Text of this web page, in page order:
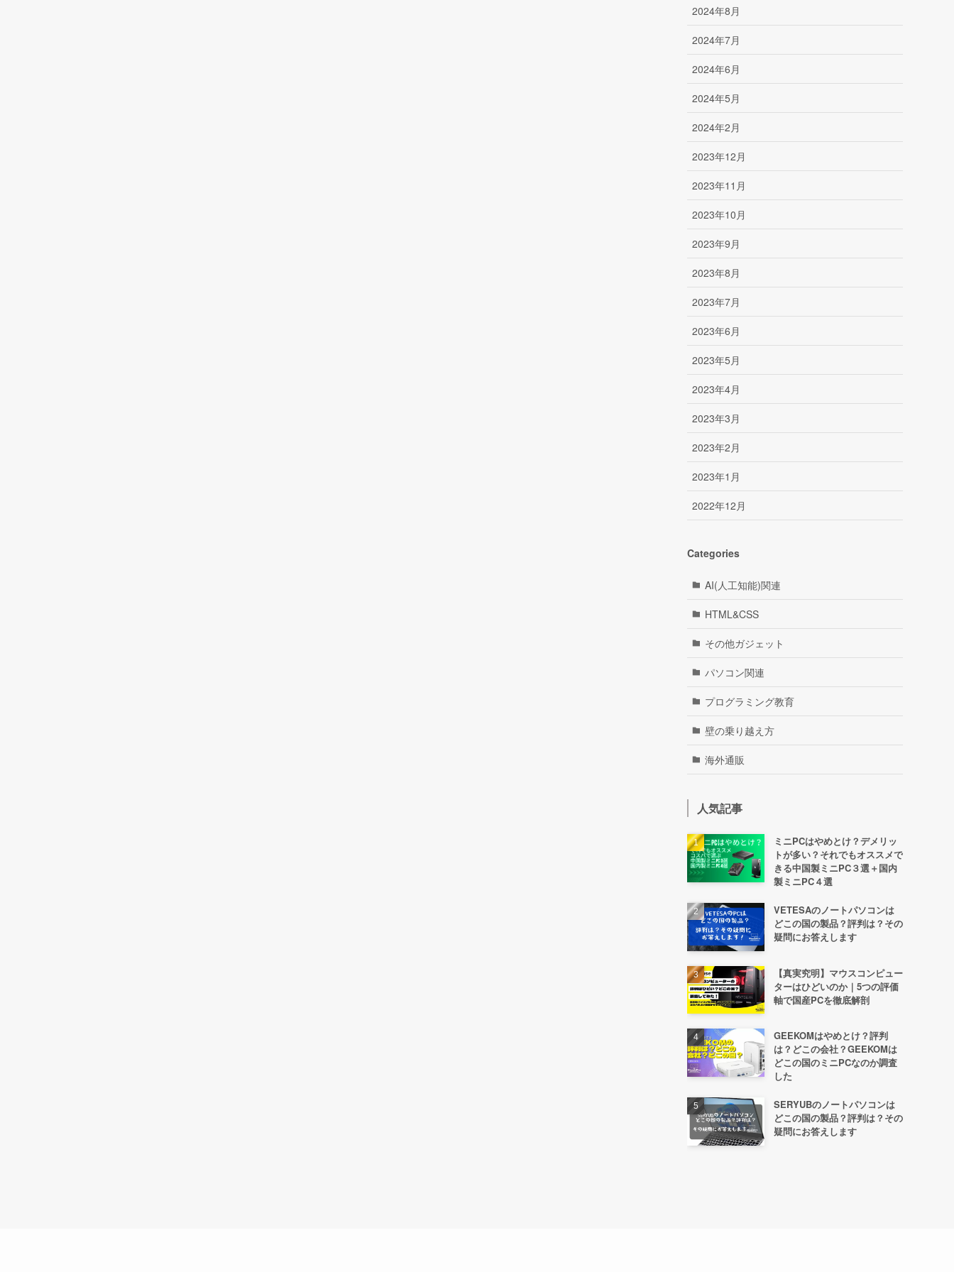
2024年8月
2024年7月
2024年6月
2024年5月
2024年2月
2023年12月
2023年11月
2023年10月
2023年9月
2023年8月
2023年7月
2023年6月
2023年5月
2023年4月
2023年3月
2023年2月
2023年1月
2022年12月
Categories
AI(人工知能)関連
HTML&CSS
その他ガジェット
パソコン関連
プログラミング教育
壁の乗り越え方
海外通販
人気記事
ミニPCはやめとけ？デメリッ
トが多い？それでもオススメで
きる中国製ミニPC３選＋国内
製ミニPC４選
VETESAのノートパソコンは
どこの国の製品？評判は？その
疑問にお答えします
【真実究明】マウスコンピュー
ターはひどいのか｜5つの評価
軸で国産PCを徹底解剖
GEEKOMはやめとけ？評判
は？どこの会社？GEEKOMは
どこの国のミニPCなのか調査
した
SERYUBのノートパソコンは
どこの国の製品？評判は？その
疑問にお答えします